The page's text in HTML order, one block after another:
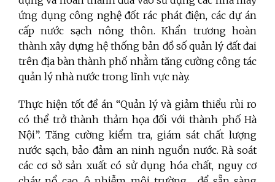
ứng dụng công nghệ đốt rác phát điện, các dự án
cấp nước sạch nông thôn. Khẩn trương hoàn
thành xây dựng hệ thống bản đồ số quản lý đất đai
trên địa bàn thành phố nhằm tăng cường công tác
quản lý nhà nước trong lĩnh vực này.
Thực hiện tốt đề án “Quản lý và giảm thiểu rủi ro
có thể trở thành thảm họa đối với thành phố Hà
Nội”. Tăng cường kiểm tra, giám sát chất lượng
nước sạch, bảo đảm an ninh nguồn nước. Rà soát
các cơ sở sản xuất có sử dụng hóa chất, nguy cơ